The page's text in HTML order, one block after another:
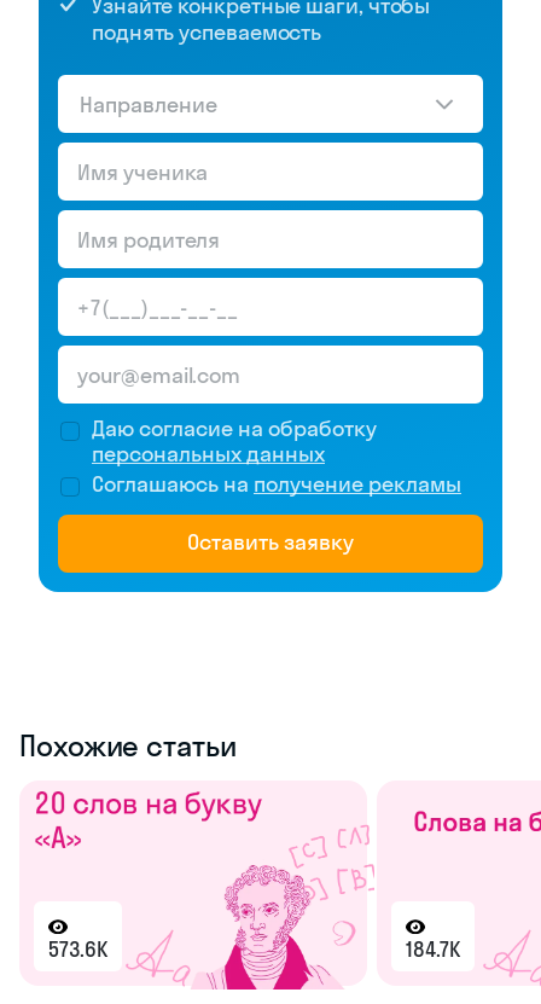
поднять успеваемость
Направление
Даю согласие на обработку
персональных данных
Соглашаюсь на получение рекламы
Оставить заявку
Похожие статьи
573.6K 184.7K